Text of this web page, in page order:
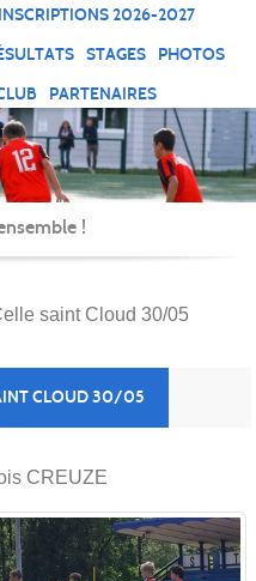
INSCRIPTIONS 2026-2027
STAGES
PHOTOS
PARTENAIRES
!
saint Cloud 30/05
CLOUD 30/05
CREUZE